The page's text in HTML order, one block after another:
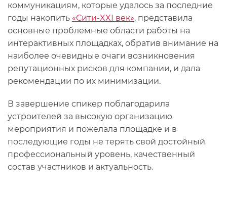
коммуникациям, которые удалось за последние
годы накопить «Сити-XXI век», представила
основные проблемные области работы на
интерактивных площадках, обратив внимание на
наиболее очевидные очаги возникновения
репутационных рисков для компании, и дала
рекомендации по их минимизации.
В завершение спикер поблагодарила
устроителей за высокую организацию
мероприятия и пожелала площадке и в
последующие годы не терять свой достойный
профессиональный уровень, качественный
состав участников и актуальность.